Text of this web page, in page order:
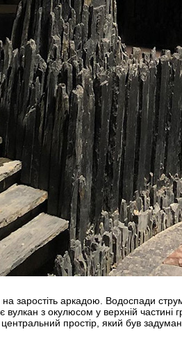
заростіть аркадою. Водоспади
вулкан з окулюсом у верхній
простір, який був